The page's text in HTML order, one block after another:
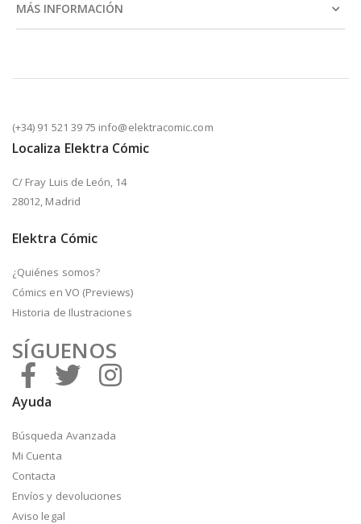
MÁS INFORMACIÓN
(+34) 91 521 39 75 info@elektracomic.com
Localiza Elektra Cómic
C/ Fray Luis de León, 14
28012, Madrid
Elektra Cómic
¿Quiénes somos?
Cómics en VO (Previews)
Historia de Ilustraciones
SÍGUENOS
Ayuda
Búsqueda Avanzada
Mi Cuenta
Contacta
Envíos y devoluciones
Aviso legal